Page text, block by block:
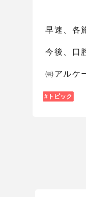
早速、各
今後、口
㈱アルケ
トピック